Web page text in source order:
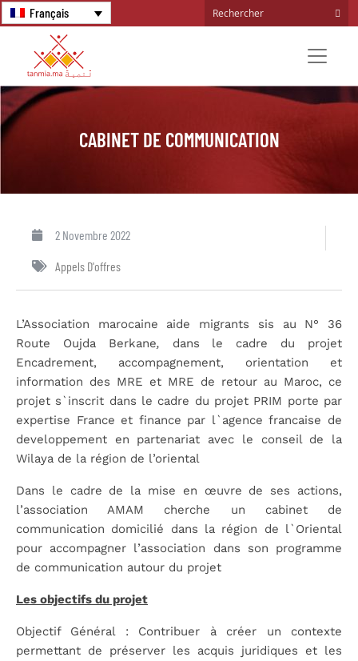
Français
CABINET DE COMMUNICATION
2 Novembre 2022
Appels D'offres
L’Association marocaine aide migrants sis au N° 36
Route Oujda Berkane, dans le cadre du projet
Encadrement, accompagnement, orientation et
information des MRE et MRE de retour au Maroc, ce
projet s`inscrit dans le cadre du projet PRIM porte par
expertise France et finance par l`agence francaise de
developpement en partenariat avec le conseil de la
Wilaya de la région de l’oriental
Dans le cadre de la mise en œuvre de ses actions,
l’association AMAM cherche un cabinet de
communication domicilié dans la région de l`Oriental
pour accompagner l’association dans son programme
de communication autour du projet
Les objectifs du projet
Objectif Général : Contribuer à créer un contexte
permettant de préserver les acquis juridiques et les